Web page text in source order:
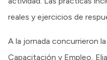
reales y ejercicios de
A la jornada concurrieron
Capacitación y Empleo,